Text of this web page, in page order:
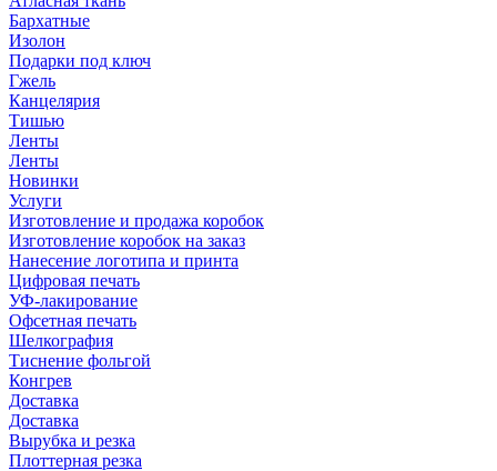
Бархатные
Изолон
Подарки под ключ
Гжель
Канцелярия
Тишью
Ленты
Ленты
Новинки
Услуги
Изготовление и продажа коробок
Изготовление коробок на заказ
Нанесение логотипа и принта
Цифровая печать
УФ-лакирование
Офсетная печать
Шелкография
Тиснение фольгой
Конгрев
Доставка
Доставка
Вырубка и резка
Плоттерная резка